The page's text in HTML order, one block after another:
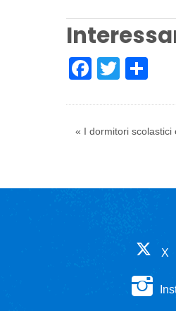
Twitter
« I dormitori scolastici
X